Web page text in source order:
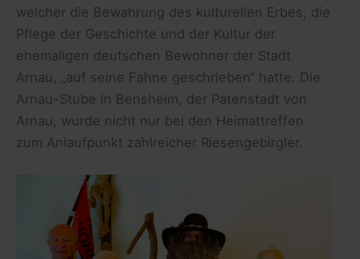
welcher die Bewahrung des kulturellen Erbes, die
Pflege der Geschichte und der Kultur der
ehemaligen deutschen Bewohner der Stadt
Arnau, „auf seine Fahne geschrieben“ hatte. Die
Arnau-Stube in Bensheim, der Patenstadt von
Arnau, wurde nicht nur bei den Heimattreffen
zum Anlaufpunkt zahlreicher Riesengebirgler.